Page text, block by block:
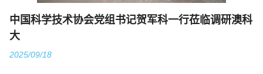
中国科学技术协会党组书记贺军科一行莅临调研澳科
大
2025/09/18